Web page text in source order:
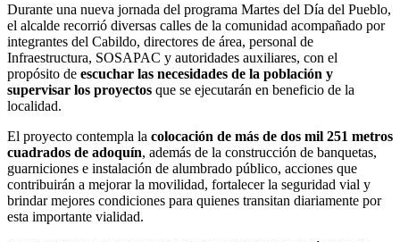
Durante una nueva jornada del programa Martes del Día del Pueblo,
el alcalde recorrió diversas calles de la comunidad acompañado por
integrantes del Cabildo, directores de área, personal de
Infraestructura, SOSAPAC y autoridades auxiliares, con el
propósito de escuchar las necesidades de la población y
supervisar los proyectos que se ejecutarán en beneficio de la
localidad.
El proyecto contempla la colocación de más de dos mil 251 metros
cuadrados de adoquín, además de la construcción de banquetas,
guarniciones e instalación de alumbrado público, acciones que
contribuirán a mejorar la movilidad, fortalecer la seguridad vial y
brindar mejores condiciones para quienes transitan diariamente por
esta importante vialidad.